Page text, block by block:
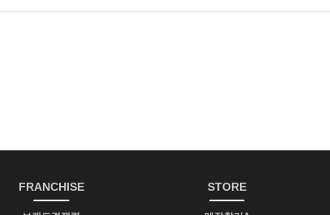
FRANCHISE STORE